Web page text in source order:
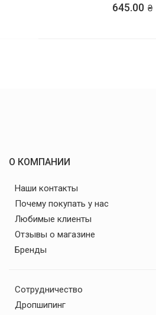
645.00
Наши контакты
Почему покупать у нас
Любимые клиенты
Отзывы о магазине
Сотрудничество